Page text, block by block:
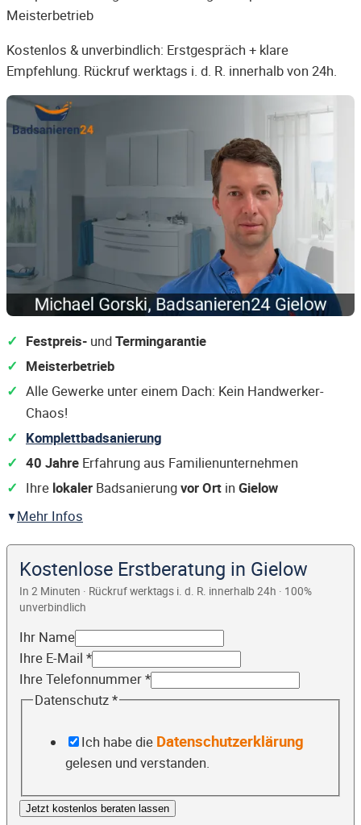
Meisterbetrieb
Kostenlos & unverbindlich: Erstgespräch + klare
Empfehlung. Rückruf werktags i. d. R. innerhalb von 24h.
Festpreis- undTermingarantie
Meisterbetrieb
Alle Gewerke unter einem Dach: Kein Handwerker-
Chaos!
Komplettbadsanierung
40 Jahre Erfahrung aus Familienunternehmen
Ihre lokaler Badsanierungvor Ort in Gielow
Mehr Infos
Kostenlose Erstberatung in Gielow
In 2 Minuten · Rückruf werktags i. d. R. innerhalb 24h · 100%
unverbindlich
Ihr Name
Ihre E-Mail *
Ihre Telefonnummer*
Datenschutz*
Ich habe die Datenschutzerklärung
gelesen und verstanden.
Jetzt kostenlos beraten lassen